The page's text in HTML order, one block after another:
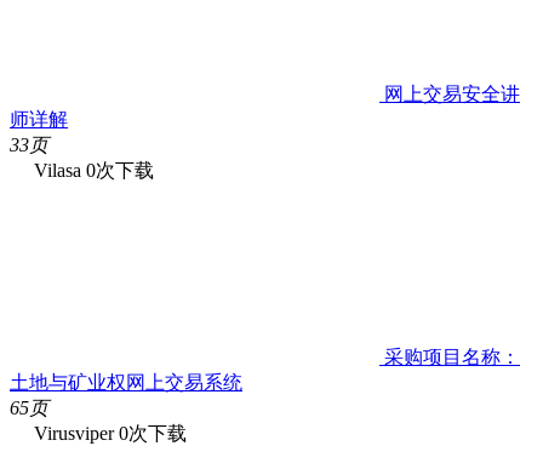
网上交易安全讲
师详解
33页
Vilasa 0次下载
采购项目名称：
土地与矿业权网上交易系统
65页
Virusviper 0次下载